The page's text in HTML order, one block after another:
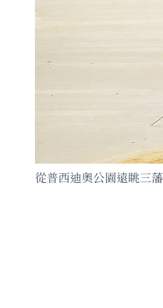
從普西迪奧公園遠眺三